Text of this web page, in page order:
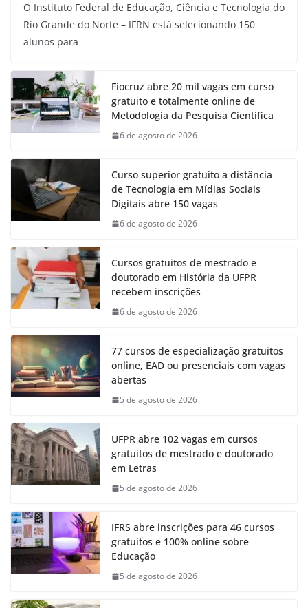
O Instituto Federal de Educação, Ciência e Tecnologia do
Rio Grande do Norte – IFRN está selecionando 150
alunos para
Fiocruz abre 20 mil vagas em curso
gratuito e totalmente online de
Metodologia da Pesquisa Científica
6 de agosto de 2026
Curso superior gratuito a distância
de Tecnologia em Mídias Sociais
Digitais abre 150 vagas
6 de agosto de 2026
Cursos gratuitos de mestrado e
doutorado em História da UFPR
recebem inscrições
6 de agosto de 2026
77 cursos de especialização gratuitos
online, EAD ou presenciais com vagas
abertas
5 de agosto de 2026
UFPR abre 102 vagas em cursos
gratuitos de mestrado e doutorado
em Letras
5 de agosto de 2026
IFRS abre inscrições para 46 cursos
gratuitos e 100% online sobre
Educação
5 de agosto de 2026